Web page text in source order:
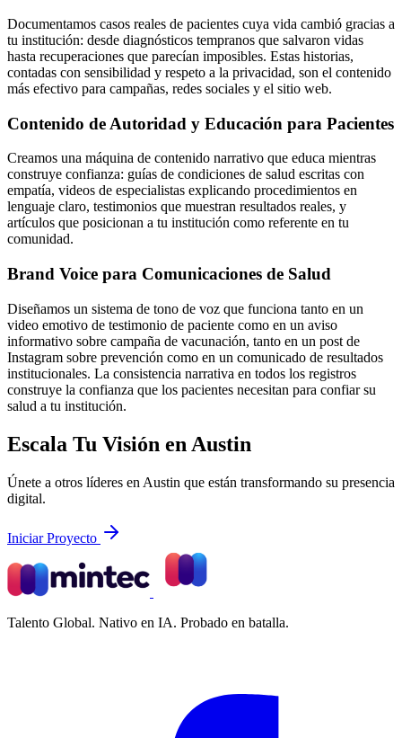
Documentamos casos reales de pacientes cuya vida cambió gracias a
tu institución: desde diagnósticos tempranos que salvaron vidas
hasta recuperaciones que parecían imposibles. Estas historias,
contadas con sensibilidad y respeto a la privacidad, son el contenido
más efectivo para campañas, redes sociales y el sitio web.
Contenido de Autoridad y Educación para Pacientes
Creamos una máquina de contenido narrativo que educa mientras
construye confianza: guías de condiciones de salud escritas con
empatía, videos de especialistas explicando procedimientos en
lenguaje claro, testimonios que muestran resultados reales, y
artículos que posicionan a tu institución como referente en tu
comunidad.
Brand Voice para Comunicaciones de Salud
Diseñamos un sistema de tono de voz que funciona tanto en un
video emotivo de testimonio de paciente como en un aviso
informativo sobre campaña de vacunación, tanto en un post de
Instagram sobre prevención como en un comunicado de resultados
institucionales. La consistencia narrativa en todos los registros
construye la confianza que los pacientes necesitan para confiar su
salud a tu institución.
Escala Tu Visión en Austin
Únete a otros líderes en Austin que están transformando su presencia
digital.
Iniciar Proyecto
Talento Global. Nativo en IA. Probado en batalla.